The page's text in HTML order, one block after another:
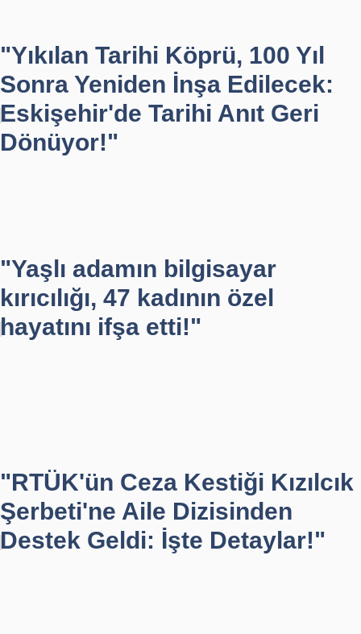
"Yıkılan Tarihi Köprü, 100 Yıl
Sonra Yeniden İnşa Edilecek:
Eskişehir'de Tarihi Anıt Geri
Dönüyor!"
"Yaşlı adamın bilgisayar
kırıcılığı, 47 kadının özel
hayatını ifşa etti!"
"RTÜK'ün Ceza Kestiği Kızılcık
Şerbeti'ne Aile Dizisinden
Destek Geldi: İşte Detaylar!"